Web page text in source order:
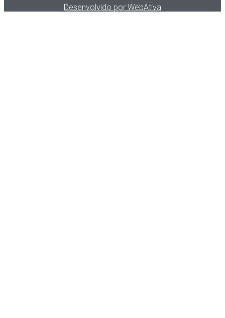
Desenvolvido por WebAtiva